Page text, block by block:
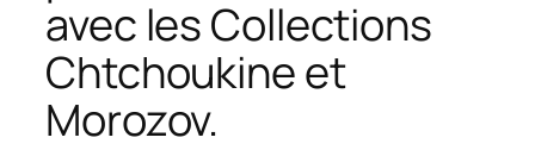
avec les Collections
Chtchoukine et
Morozov.